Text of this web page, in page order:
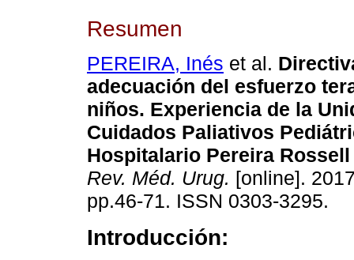
Resumen
PEREIRA, Inés et al.
adecuación del esfuerzo
niños. Experiencia de la
Cuidados Paliativos
Hospitalario Pereira Rossell
Rev. Méd. Urug. [online].
pp.46-71. ISSN 0303-3295.
Introducción: